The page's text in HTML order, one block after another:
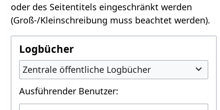
oder des Seitentitels eingeschränkt werden
(Groß-/Kleinschreibung muss beachtet werden).
Logbücher
Zentrale öffentliche Logbücher
Ausführender Benutzer: